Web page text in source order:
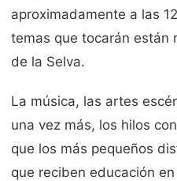
aproximadamente a las
temas que tocarán están
de la Selva.
La música, las artes
una vez más, los hilos
que los más pequeños
que reciben educación